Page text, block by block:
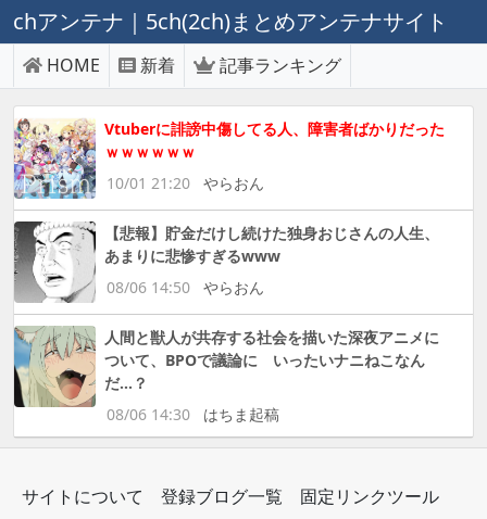
chアンテナ｜5ch(2ch)まとめアンテナサイト
HOME 新着 記事ランキング
Vtuberに誹謗中傷してる人、障害者ばかりだった
ｗｗｗｗｗｗ
10/01 21:20
やらおん
【悲報】貯金だけし続けた独身おじさんの人生、
あまりに悲惨すぎるwww
08/06 14:50
やらおん
人間と獣人が共存する社会を描いた深夜アニメに
ついて、BPOで議論に いったいナニねこなん
だ…？
08/06 14:30
はちま起稿
サイトについて 登録ブログ一覧
固定リンクツール